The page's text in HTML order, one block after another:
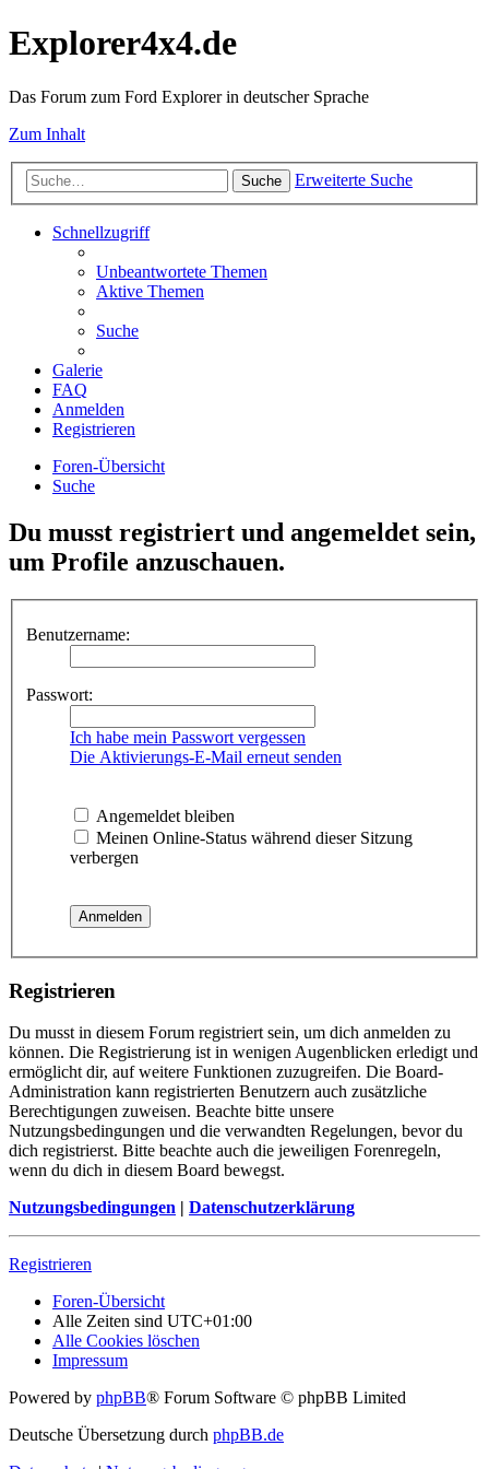
Explorer4x4.de
Das Forum zum Ford Explorer in deutscher Sprache
Zum Inhalt
Suche Erweiterte Suche
Schnellzugriff
Unbeantwortete Themen
Aktive Themen
Suche
Galerie
FAQ
Anmelden
Registrieren
Foren-Übersicht
Suche
Du musst registriert und angemeldet sein,
um Profile anzuschauen.
Benutzername:
Passwort:
Ich habe mein Passwort vergessen
Die Aktivierungs-E-Mail erneut senden
Angemeldet bleiben
Meinen Online-Status während dieser Sitzung
verbergen
Registrieren
Du musst in diesem Forum registriert sein, um dich anmelden zu
können. Die Registrierung ist in wenigen Augenblicken erledigt und
ermöglicht dir, auf weitere Funktionen zuzugreifen. Die Board-
Administration kann registrierten Benutzern auch zusätzliche
Berechtigungen zuweisen. Beachte bitte unsere
Nutzungsbedingungen und die verwandten Regelungen, bevor du
dich registrierst. Bitte beachte auch die jeweiligen Forenregeln,
wenn du dich in diesem Board bewegst.
Nutzungsbedingungen | Datenschutzerklärung
Registrieren
Foren-Übersicht
Alle Zeiten sind UTC+01:00
Alle Cookies löschen
Impressum
Powered by phpBB® Forum Software © phpBB Limited
Deutsche Übersetzung durch phpBB.de